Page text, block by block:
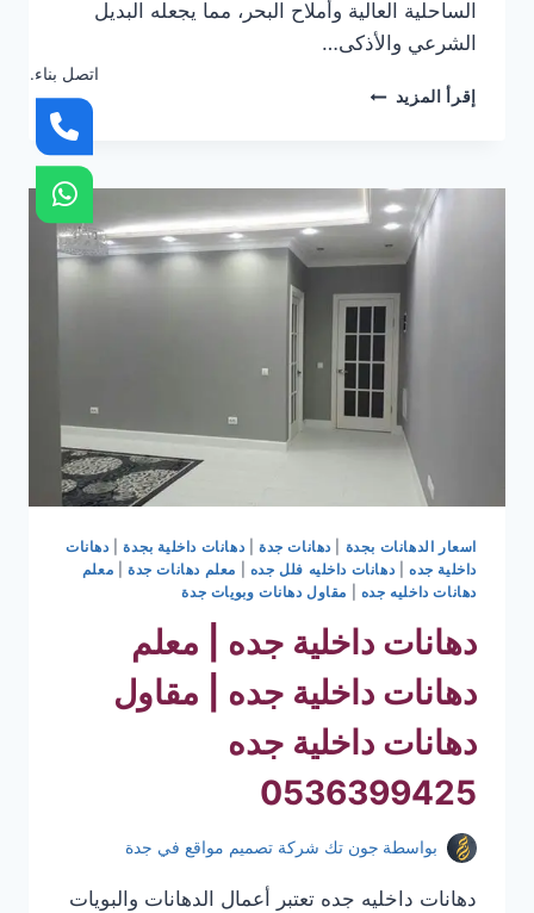
الساحلية العالية وأملاح البحر، مما يجعله البديل
الشرعي والأذكى…
إقرأ المزيد تركيب
|
معلم
بديل
الخشب
جده
|
بديل
الخشب
جده
0536399425
اسعار الدهانات بجدة دهانات جدة دهانات داخلية بجدة| دهانات
داخلية جده| دهانات داخليه فلل جده معلم دهانات جدة| معلم
دهانات داخليه جده
مقاول دهانات وبويات جدة
دهانات داخلية جده | معلم
دهانات داخلية جده | مقاول
دهانات داخلية جده
0536399425
بواسطة جون تك شركة تصميم مواقع في جدة
دهانات داخليه جده تعتبر أعمال الدهانات والبويات
اتصل بناء.